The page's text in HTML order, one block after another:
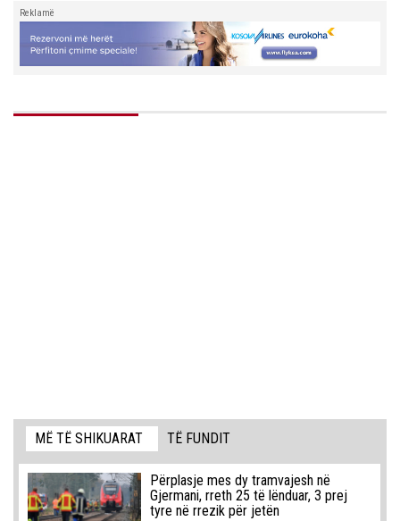
Reklamë
MË TË SHIKUARAT TË FUNDIT
Përplasje mes dy tramvajesh në
Gjermani, rreth 25 të lënduar, 3 prej
tyre në rrezik për jetën